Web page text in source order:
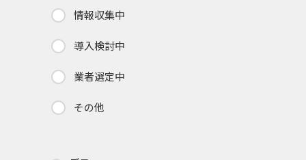
情報収集中
導入検討中
業者選定中
その他